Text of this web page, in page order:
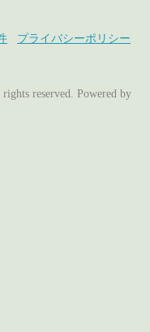
プライバシーポリシー
reserved.
Powered by